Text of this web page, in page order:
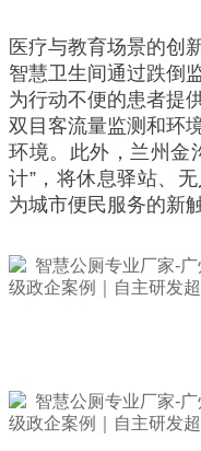
医疗与教育场景的创
智慧卫生间通过跌倒
为行动不便的患者提
双目客流量监测和环
环境。此外，兰州金
计”，将休息驿站、
为城市便民服务的新触